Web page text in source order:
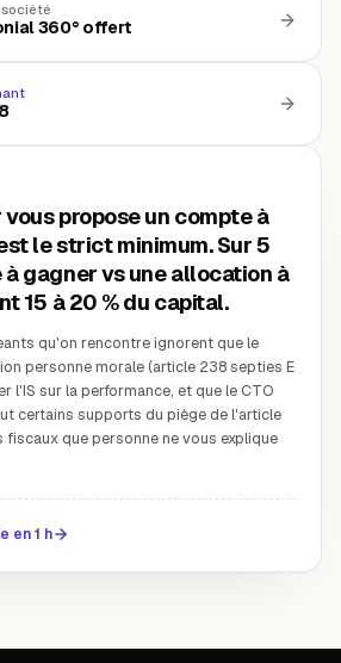
360° offert
propose un compte à
le strict minimum. Sur 5
à gagner vs une allocation à
15 à 20 % du capital.
qu'on rencontre ignorent que le
personne morale (article 238 septies E
l'IS sur la performance, et que le CTO
certains supports du piège de l'article
que personne ne vous explique
en 1 h